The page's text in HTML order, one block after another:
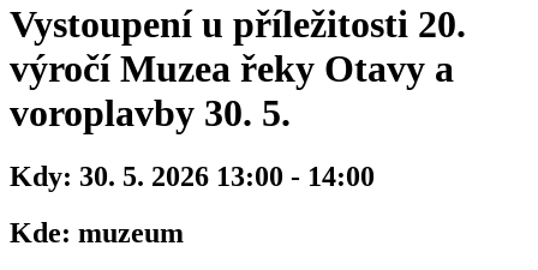
Vystoupení u příležitosti 20.
výročí Muzea řeky Otavy a
voroplavby 30. 5.
Kdy: 30. 5. 2026 13:00 - 14:00
Kde: muzeum